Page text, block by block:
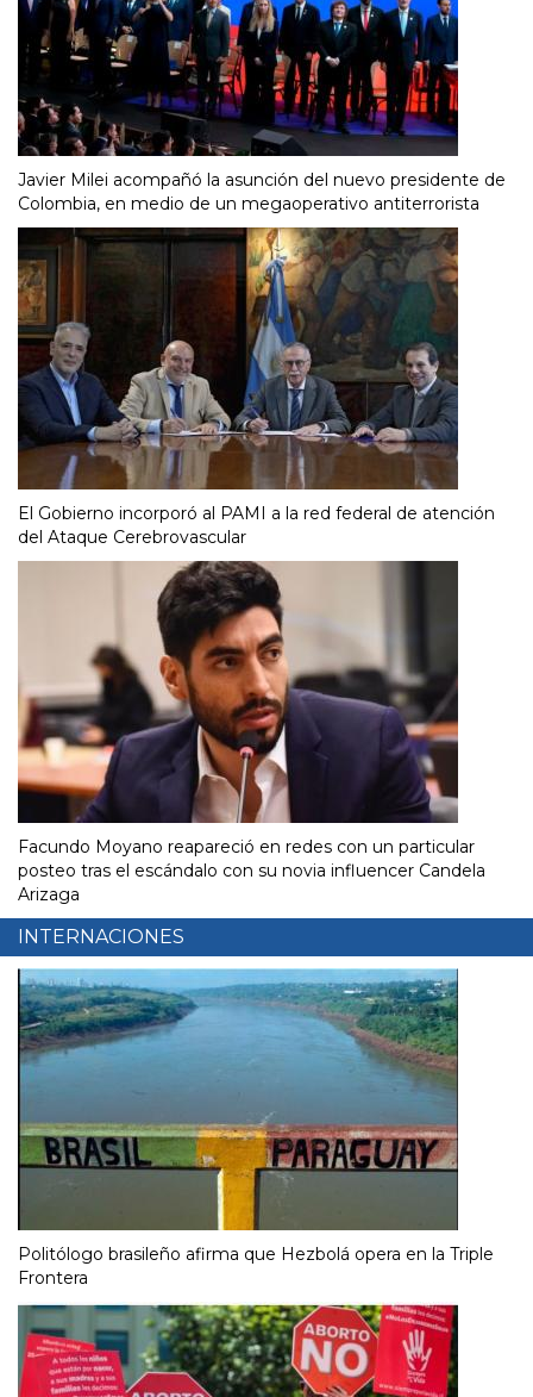
Javier Milei acompañó la asunción del nuevo presidente de
Colombia, en medio de un megaoperativo antiterrorista
El Gobierno incorporó al PAMI a la red federal de atención
del Ataque Cerebrovascular
Facundo Moyano reapareció en redes con un particular
posteo tras el escándalo con su novia influencer Candela
Arizaga
INTERNACIONES
Politólogo brasileño afirma que Hezbolá opera en la Triple
Frontera